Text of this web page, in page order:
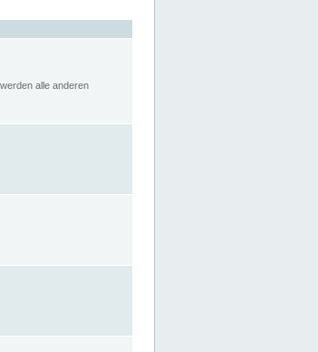
alle anderen